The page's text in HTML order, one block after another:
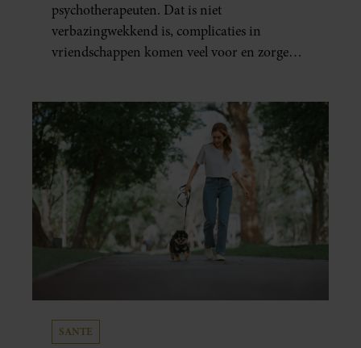
psychotherapeuten. Dat is niet
verbazingwekkend is, complicaties in
vriendschappen komen veel voor en zorgen
SANTE